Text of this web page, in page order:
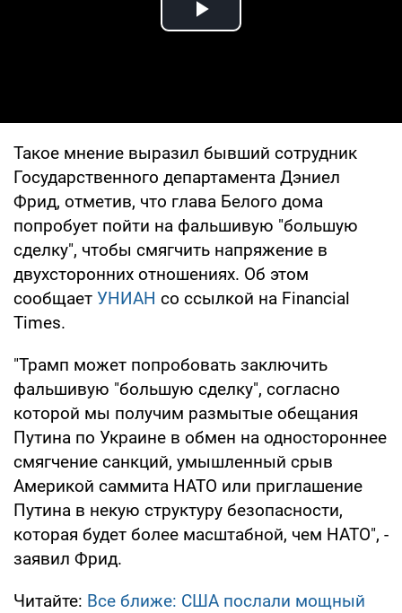
Play Video
Такое мнение выразил бывший сотрудник
Государственного департамента Дэниел
Фрид, отметив, что глава Белого дома
попробует пойти на фальшивую "большую
сделку", чтобы смягчить напряжение в
двухсторонних отношениях. Об этом
сообщает УНИАН со ссылкой на Financial
Times.
"Трамп может попробовать заключить
фальшивую "большую сделку", согласно
которой мы получим размытые обещания
Путина по Украине в обмен на одностороннее
смягчение санкций, умышленный срыв
Америкой саммита НАТО или приглашение
Путина в некую структуру безопасности,
которая будет более масштабной, чем НАТО", -
заявил Фрид.
Читайте: Все ближе: США послали мощный